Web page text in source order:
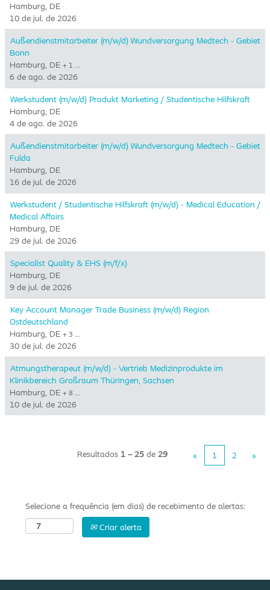
Hamburg, DE
10 de jul. de 2026
Außendienstmitarbeiter (m/w/d) Wundversorgung Medtech - Gebiet
Bonn
Hamburg, DE + 1 …
6 de ago. de 2026
Werkstudent (m/w/d) Produkt Marketing / Studentische Hilfskraft
Hamburg, DE
4 de ago. de 2026
Außendienstmitarbeiter (m/w/d) Wundversorgung Medtech - Gebiet
Fulda
Hamburg, DE
16 de jul. de 2026
Werkstudent / Studentische Hilfskraft (m/w/d) - Medical Education /
Medical Affairs
Hamburg, DE
29 de jul. de 2026
Specialist Quality & EHS (m/f/x)
Hamburg, DE
9 de jul. de 2026
Key Account Manager Trade Business (m/w/d) Region
Ostdeutschland
Hamburg, DE + 3 …
30 de jul. de 2026
Atmungstherapeut (m/w/d) - Vertrieb Medizinprodukte im
Klinikbereich Großraum Thüringen, Sachsen
Hamburg, DE + 8 …
10 de jul. de 2026
Resultados 1 – 25 de 29 « 1 2 »
Selecione a frequência (em dias) de recebimento de alertas:
Criar alerta